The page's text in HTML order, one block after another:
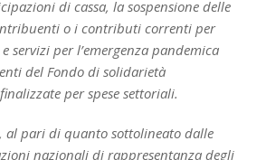
di cassa, la sospensione delle
o i contributi correnti per
servizi per l’emergenza pandemica
del Fondo di solidarietà
per spese settoriali.
, al pari di quanto sottolineato dalle
nazionali di rappresentanza degli